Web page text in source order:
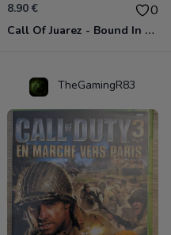
8.90 € 0
Call Of Juarez - Bound In Blood Xbox 360
TheGamingR83